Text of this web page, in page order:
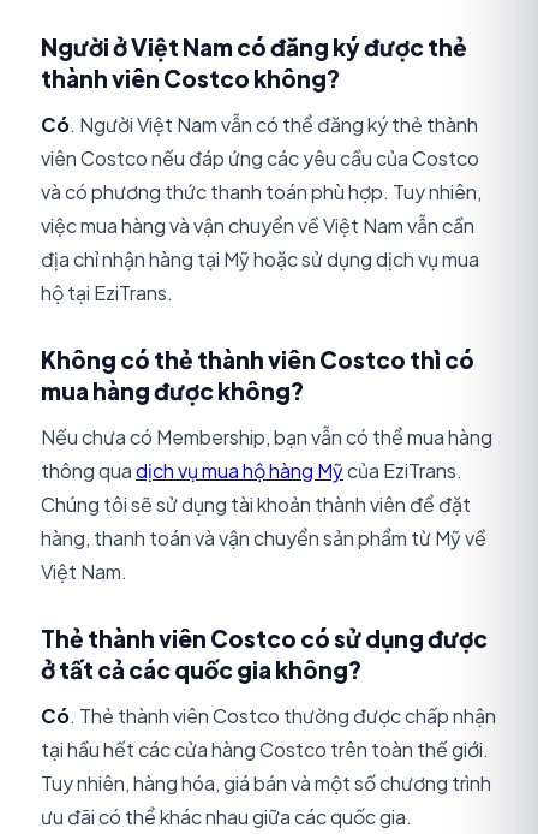
Người ở Việt Nam có đăng ký được thẻ
thành viên Costco không?
Có. Người Việt Nam vẫn có thể đăng ký thẻ thành
viên Costco nếu đáp ứng các yêu cầu của Costco
và có phương thức thanh toán phù hợp. Tuy nhiên,
việc mua hàng và vận chuyển về Việt Nam vẫn cần
địa chỉ nhận hàng tại Mỹ hoặc sử dụng dịch vụ mua
hộ tại EziTrans.
Không có thẻ thành viên Costco thì có
mua hàng được không?
Nếu chưa có Membership, bạn vẫn có thể mua hàng
thông quadịch vụ mua hộ hàng Mỹcủa EziTrans.
Chúng tôi sẽ sử dụng tài khoản thành viên để đặt
hàng, thanh toán và vận chuyển sản phẩm từ Mỹ về
Việt Nam.
Thẻ thành viên Costco có sử dụng được
ở tất cả các quốc gia không?
Có. Thẻ thành viên Costco thường được chấp nhận
tại hầu hết các cửa hàng Costco trên toàn thế giới.
Tuy nhiên, hàng hóa, giá bán và một số chương trình
ưu đãi có thể khác nhau giữa các quốc gia.